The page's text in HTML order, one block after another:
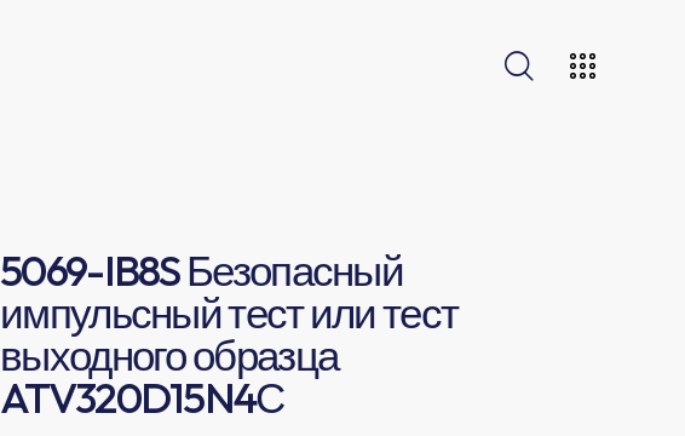
5069-IB8S Безопасный
импульсный тест или тест
выходного образца
ATV320D15N4С